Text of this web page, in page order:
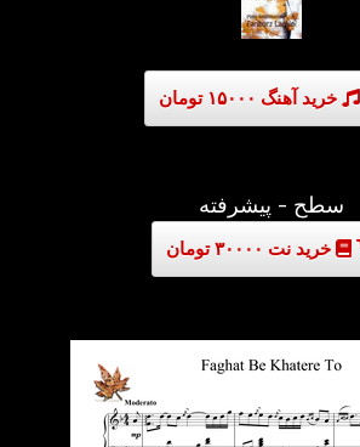
خرید آهنگ ۱۵۰۰۰ تومان
سطح - پیشرفته
خرید نت ۳۰۰۰۰ تومان